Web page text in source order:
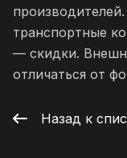
транспортные
— скидки.
отличаться от
Назад к